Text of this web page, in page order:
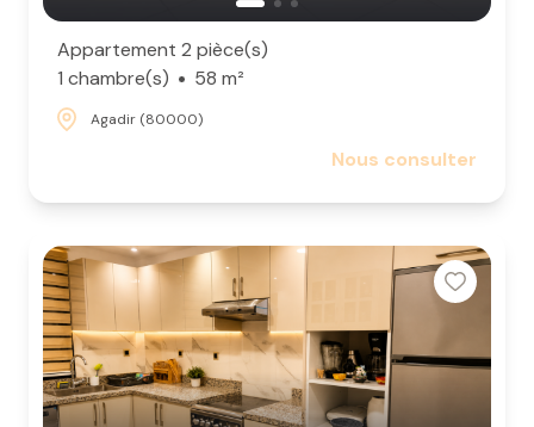
Appartement 2 pièce(s)
1 chambre(s)
58 m²
Agadir (80000)
Nous consulter